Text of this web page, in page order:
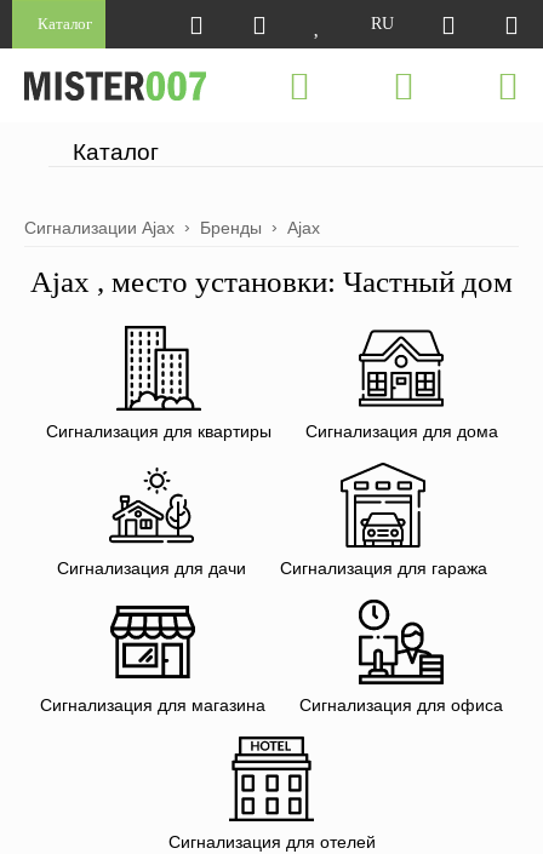
Каталог RU
Каталог
Сигнализации Ajax Бренды Ajax
Ajax , место установки: Частный дом
Сигнализация для квартиры Сигнализация для дома
Сигнализация для дачи Сигнализация для гаража
Сигнализация для магазина Сигнализация для офиса
Сигнализация для отелей